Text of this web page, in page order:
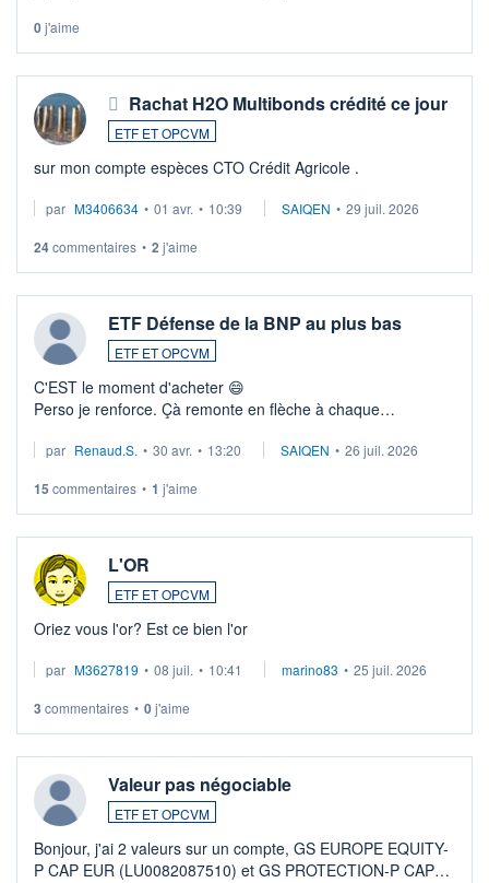
0j'aime
Rachat H2O Multibonds crédité ce jour
ETF ET OPCVM
sur mon compte espèces CTO Crédit Agricole .
par M3406634 • 01 avr. • 10:39 SAIQEN • 29 juil. 2026
24commentaires • 2 j'aime
ETF Défense de la BNP au plus bas
ETF ET OPCVM
C'EST le moment d'acheter 😄​
Perso je renforce. Çà remonte en flèche à chaque
Investissement long terme tip top pour sa retraite.
par Renaud.S. • 30 avr. • 13:20 SAIQEN • 26 juil. 2026
15 commentaires • 1 j'aime
L'OR
ETF ET OPCVM
Oriez vous l'or? Est ce bien l'or
par M3627819 • 08 juil. • 10:41 marino83 • 25 juil. 2026
3 commentaires • 0j'aime
Valeur pas négociable
ETF ET OPCVM
Bonjour, j'ai 2 valeurs sur un compte, GS EUROPE EQUITY-
P CAP EUR (LU0082087510) et GS PROTECTION-P CAP